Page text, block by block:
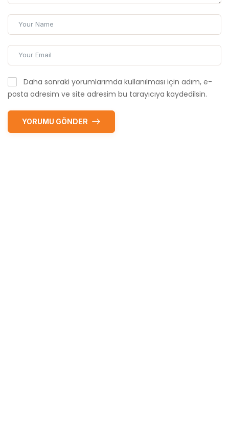
Daha sonraki yorumlarımda kullanılması için adım, e-
posta adresim ve site adresim bu tarayıcıya kaydedilsin.
YORUMU GÖNDER